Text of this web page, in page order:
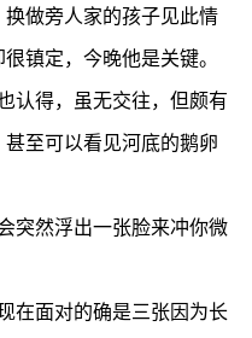
做旁人家的孩子见此情
镇定，今晚他是关键。
认得，虽无交往，但颇有
至可以看见河底的鹅卵
突然浮出一张脸来冲你微
在面对的确是三张因为长